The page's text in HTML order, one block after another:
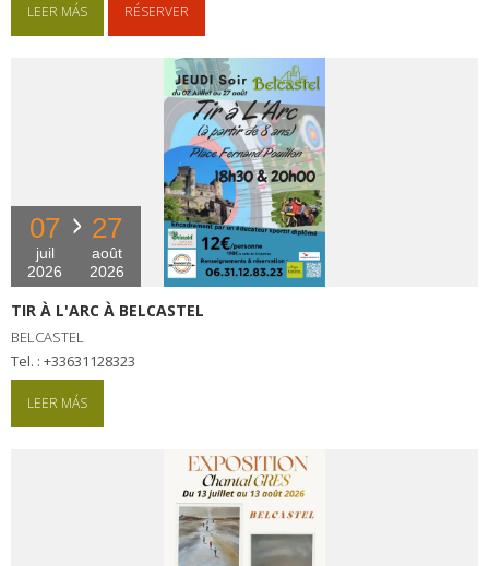
LEER MÁS RÉSERVER
07
juil
2026
27
août
2026
TIR À L'ARC À BELCASTEL
BELCASTEL
tel. : +33631128323
LEER MÁS